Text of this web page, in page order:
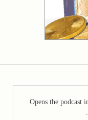
Opens the podcast